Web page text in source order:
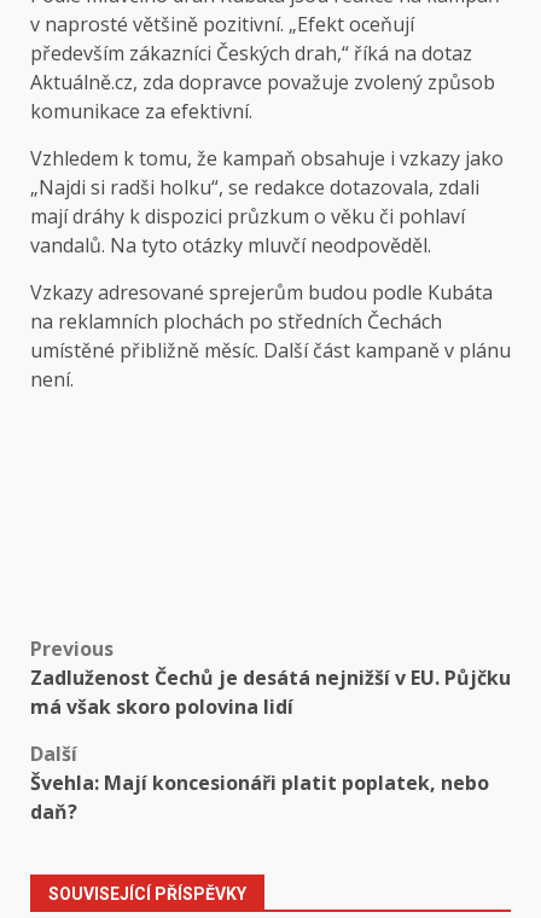
v naprosté většině pozitivní. „Efekt oceňují
především zákazníci Českých drah,“ říká na dotaz
Aktuálně.cz, zda dopravce považuje zvolený způsob
komunikace za efektivní.
Vzhledem k tomu, že kampaň obsahuje i vzkazy jako
„Najdi si radši holku“, se redakce dotazovala, zdali
mají dráhy k dispozici průzkum o věku či pohlaví
vandalů. Na tyto otázky mluvčí neodpověděl.
Vzkazy adresované sprejerům budou podle Kubáta
na reklamních plochách po středních Čechách
umístěné přibližně měsíc. Další část kampaně v plánu
není.
Post
navigation
Previous
Zadluženost Čechů je desátá nejnižší v EU. Půjčku
má však skoro polovina lidí
Další
Švehla: Mají koncesionáři platit poplatek, nebo
daň?
SOUVISEJÍCÍ PŘÍSPĚVKY